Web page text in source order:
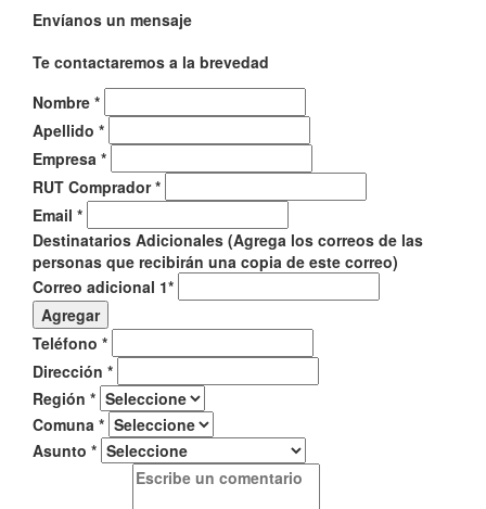
Envíanos un mensaje
Te contactaremos a la brevedad
Nombre *
Apellido *
Empresa *
RUT Comprador*
Email *
Destinatarios Adicionales (Agrega los correos de las
personas que recibirán una copia de este correo)
Correo adicional 1*
Agregar
Teléfono *
Dirección *
Región *
Comuna *
Asunto *